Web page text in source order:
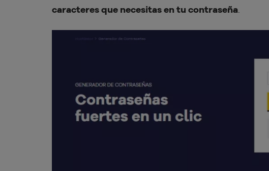
caracteres que necesitas en tu contraseña.